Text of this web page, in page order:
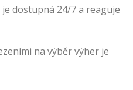
je dostupná 24/7 a reaguje
na výběr výher je